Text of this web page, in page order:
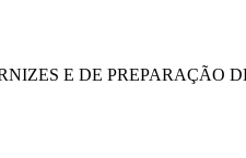
E DE PREPARAÇÃO